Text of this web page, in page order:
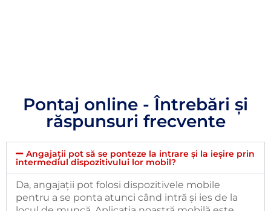
Pontaj online - Întrebări și
răspunsuri frecvente
Angajații pot să se ponteze la intrare și la ieșire prin
intermediul dispozitivului lor mobil?
Da, angajații pot folosi dispozitivele mobile
pentru a se ponta atunci când intră și ies de la